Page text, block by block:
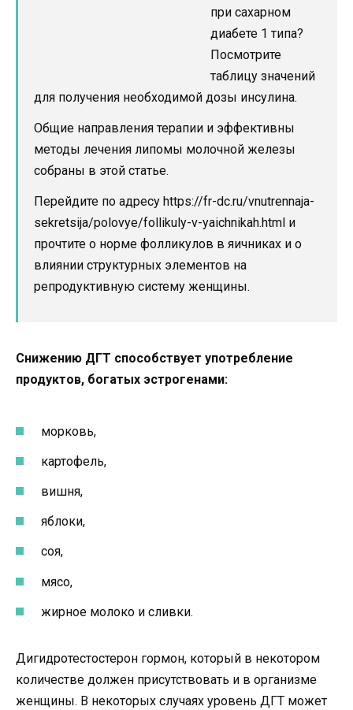
при сахарном
диабете 1 типа?
Посмотрите
таблицу значений
для получения необходимой дозы инсулина.
Общие направления терапии и эффективны
методы лечения липомы молочной железы
собраны в этой статье.
Перейдите по адресу https://fr-dc.ru/vnutrennaja-
sekretsija/polovye/follikuly-v-yaichnikah.html и
прочтите о норме фолликулов в яичниках и о
влиянии структурных элементов на
репродуктивную систему женщины.
Снижению ДГТ способствует употребление
продуктов, богатых эстрогенами:
морковь,
картофель,
вишня,
яблоки,
соя,
мясо,
жирное молоко и сливки.
Дигидротестостерон гормон, который в некотором
количестве должен присутствовать и в организме
женщины. В некоторых случаях уровень ДГТ может